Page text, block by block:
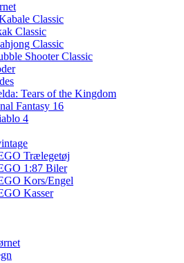
Classic
Classic
Classic
Shooter Classic
Tears of the Kingdom
Fantasy 16
4
Trælegetøj
1:87 Biler
Kors/Engel
Kasser